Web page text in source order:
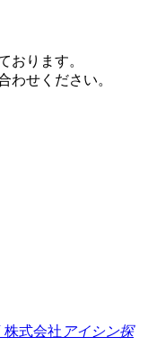
おります。
わせください。
株式会社 アイシン探